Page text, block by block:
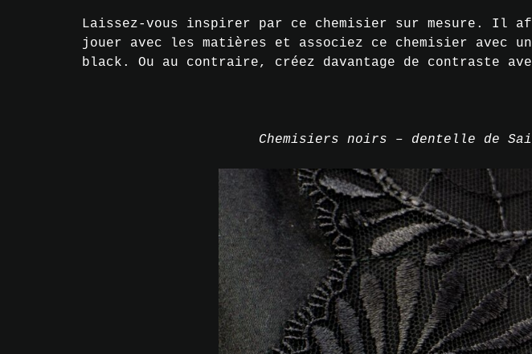
Laissez-vous inspirer par ce chemisier sur mesure. Il
jouer avec les matières et associez ce chemisier
black. Ou au contraire, créez davantage de contraste
Chemisiers noirs – dentelle de